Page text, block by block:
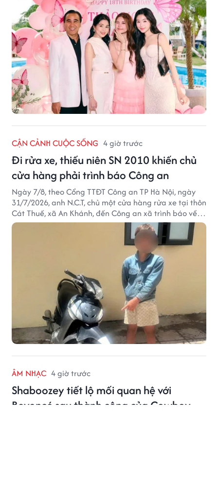
CẬN CẢNH CUỘC SỐNG 4 giờ trước
Đi rửa xe, thiếu niên SN 2010 khiến chủ
cửa hàng phải trình báo Công an
Ngày 7/8, theo Cổng TTĐT Công an TP Hà Nội, ngày
31/7/2026, anh N.C.T, chủ một cửa hàng rửa xe tại thôn
Cát Thuế, xã An Khánh, đến Công an xã trình báo về
việc bị mất trộm chiếc xe máy Honda Wave. Trong cốp
xe còn có nhiều giấy tờ cá nhân và khoảng 1,2 triệu
ÂM NHẠC 4 giờ trước
Shaboozey tiết lộ mối quan hệ với
Beyoncé sau thành công của Cowboy